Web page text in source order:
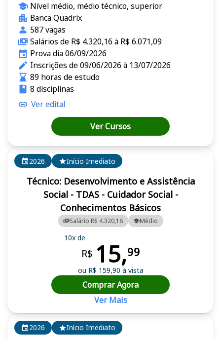
2026 Início Imediato
2026 Início Imediato
Técnico: Desenvolvimento e Assistência
Social - TDAS - Cuidador Social -
Conhecimentos Básicos
Salário R$ 4.320,16 Médio
10x de
R$ 15,99
ou R$ 159,90 à vista
Comprar Agora
Ver Mais
Nível médio, médio técnico, superior
Banca Quadrix
587 vagas
Salários de R$ 4.320,16 à R$ 6.071,09
Prova dia 06/09/2026
Inscrições de 09/06/2026 à 13/07/2026
89 horas de estudo
8 disciplinas
Ver edital
Ver Cursos